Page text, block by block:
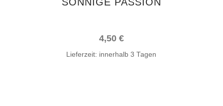
4,50 €
Lieferzeit: innerhalb 3 Tagen